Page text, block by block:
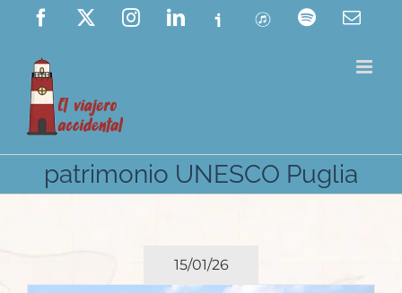
Saltar
contenido
Facebook InstagramLinkedIn
Ivoox ITunes Spotify
patrimonio UNESCO Puglia
15/01/26